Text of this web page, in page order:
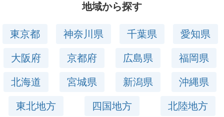
地域から探す
東京都 神奈川県 千葉県
愛知県
大阪府
京都府 広島県
福岡県
北海道
宮城県 新潟県
沖縄県
東北地方
四国地方 北陸地方